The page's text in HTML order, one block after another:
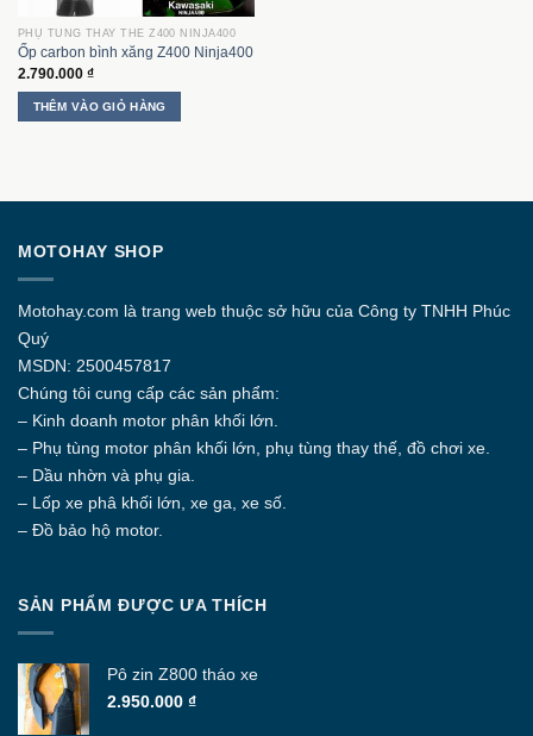
PHỤ TÙNG THAY THẾ Z400 NINJA400
Ốp carbon bình xăng Z400 Ninja400
2.790.000 ₫
THÊM VÀO GIỎ HÀNG
MOTOHAY SHOP
Motohay.com là trang web thuộc sở hữu của Công ty TNHH Phúc
Quý
MSDN: 2500457817
Chúng tôi cung cấp các sản phẩm:
– Kinh doanh motor phân khối lớn.
– Phụ tùng motor phân khối lớn, phụ tùng thay thế, đồ chơi xe.
– Dầu nhờn và phụ gia.
– Lốp xe phâ khối lớn, xe ga, xe số.
– Đồ bảo hộ motor.
SẢN PHẨM ĐƯỢC ƯA THÍCH
Pô zin Z800 tháo xe
2.950.000 ₫